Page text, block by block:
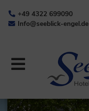
+49 4322 699090
Info@seeblick-engel.de